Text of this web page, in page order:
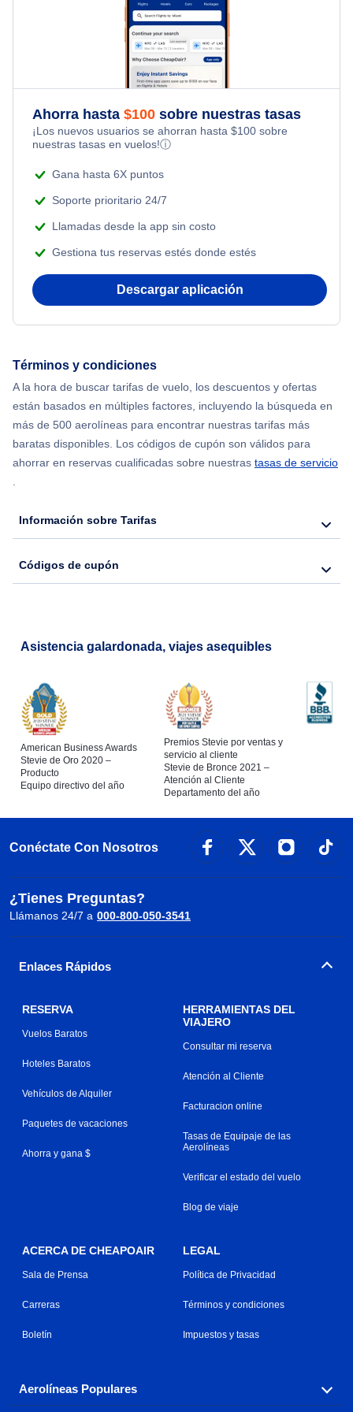
Flights Under $199
Flights from Nueva York to Milán
Flights from Toronto to Shanghai
Flights from Nueva York to Singapur
Flights from Nueva York to Tel Aviv
Flights from Nueva York to Estanbul
Flights from Nueva York to Mumbai
Flights from Shanghai to Nueva York
Flights from Nueva York to Hong Kong
Flights from Nueva York to Seúl
Honeymoon Vacations
Adventure Vacations
Ahorra hasta $100 sobre nuestras tasas
¡Los nuevos usuarios se ahorran hasta $100 sobre
nuestras tasas en vuelos!ⓘ
Gana hasta 6X puntos
Soporte prioritario 24/7
Llamadas desde la app sin costo
Gestiona tus reservas estés donde estés
Descargar aplicación
Términos y condiciones
A la hora de buscar tarifas de vuelo, los descuentos y ofertas
están basados en múltiples factores, incluyendo la búsqueda en
más de 500 aerolíneas para encontrar nuestras tarifas más
baratas disponibles. Los códigos de cupón son válidos para
ahorrar en reservas cualificadas sobre nuestras tasas de servicio
.
Información sobre Tarifas
Códigos de cupón
Asistencia galardonada, viajes asequibles
American Business Awards
Stevie de Oro 2020 –
Producto
Equipo directivo del año
Premios Stevie por ventas y
servicio al cliente
Stevie de Bronce 2021 –
Atención al Cliente
Departamento del año
Conéctate Con Nosotros
¿Tienes Preguntas?
Llámanos 24/7 a 000-800-050-3541
Enlaces Rápidos
RESERVA
Vuelos Baratos
Hoteles Baratos
Vehículos de Alquiler
Paquetes de vacaciones
Ahorra y gana $
HERRAMIENTAS DEL
VIAJERO
Consultar mi reserva
Atención al Cliente
Facturacion online
Tasas de Equipaje de las
Aerolíneas
Verificar el estado del vuelo
Blog de viaje
ACERCA DE CHEAPOAIR
Sala de Prensa
Carreras
Boletín
LEGAL
Política de Privacidad
Términos y condiciones
Impuestos y tasas
Aerolíneas Populares